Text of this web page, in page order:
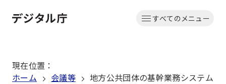
文
動
すべてのメニュー
現在位置 ：
ホーム
会議等
地方公共団体の基幹業務システム